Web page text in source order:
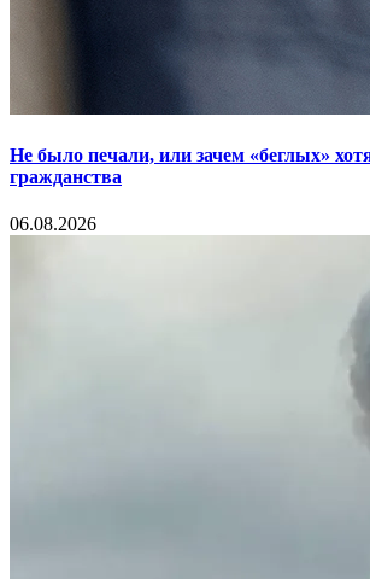
Не было печали, или зачем «беглых»
гражданства
06.08.2026